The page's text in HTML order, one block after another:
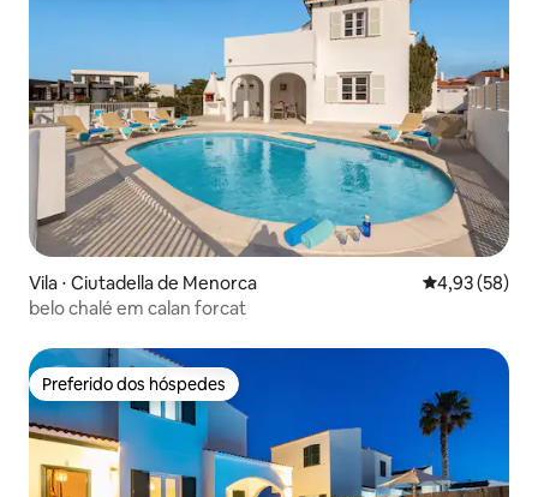
Vila ⋅ Ciutadella de Menorca 4,93 de uma
4,93 (58)
belo chalé em calan forcat
Preferido dos hóspedes
Preferido dos hóspedes